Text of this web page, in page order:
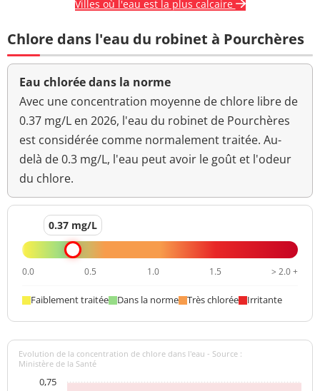
Villes où l'eau est la plus calcaire
Chlore dans l'eau du robinet à Pourchères
Eau chlorée dans la norme
Avec une concentration moyenne de chlore libre de
0.37 mg/L en 2026, l'eau du robinet de Pourchères
est considérée comme normalement traitée. Au-
delà de 0.3 mg/L, l'eau peut avoir le goût et l'odeur
du chlore.
0.37 mg/L
0.0 0.5 1.0 1.5 > 2.0 +
Faiblement traitée Dans la norme Très chlorée Irritante
Evolution de la concentration de chlore dans l'eau - Source :
Ministère de la Santé
0,75